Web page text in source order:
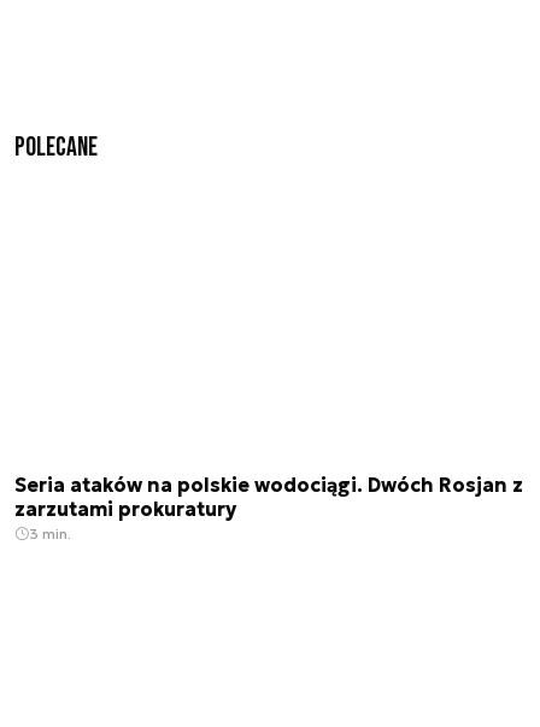
Polecane
Seria ataków na polskie wodociągi. Dwóch Rosjan z
zarzutami prokuratury
3 min.